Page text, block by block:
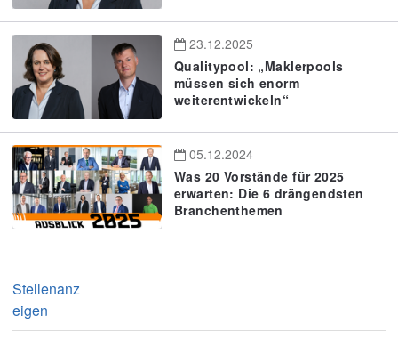
23.12.2025
Qualitypool: „Maklerpools
müssen sich enorm
weiterentwickeln“
05.12.2024
Was 20 Vorstände für 2025
erwarten: Die 6 drängendsten
Branchenthemen
Stellenanz
eigen